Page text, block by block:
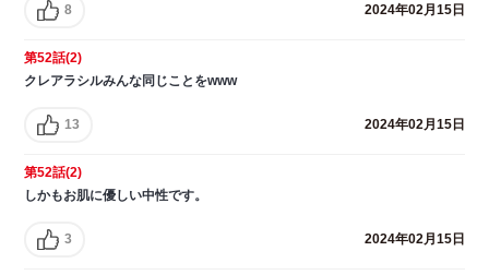
8 2024年02月15日
第52話(2)
クレアラシルみんな同じことをwww
13 2024年02月15日
第52話(2)
しかもお肌に優しい中性です。
3 2024年02月15日